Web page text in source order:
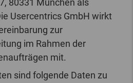
80331 München als
Usercentrics GmbH wirkt
zur
im Rahmen der
mit.
sind folgende Daten zu